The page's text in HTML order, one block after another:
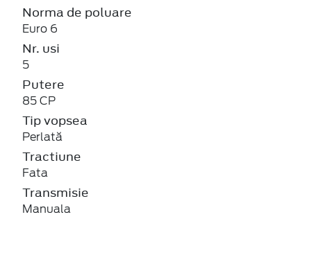
Norma de poluare
Euro 6
Nr. usi
5
Putere
85 CP
Tip vopsea
Perlată
Tractiune
Fata
Transmisie
Manuala